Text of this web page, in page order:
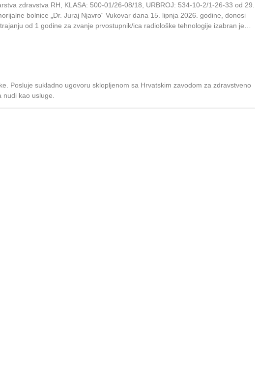
zdravstva RH, KLASA: 500-01/26-08/18, URBROJ: 534-10-2/1-26-33 od 29.
bolnice „Dr. Juraj Njavro“ Vukovar dana 15. lipnja 2026. godine, donosi
od 1 godine za zvanje prvostupnik/ica radiološke tehnologije izabran je…
Posluje sukladno ugovoru sklopljenom sa Hrvatskim zavodom za zdravstveno
kao usluge.